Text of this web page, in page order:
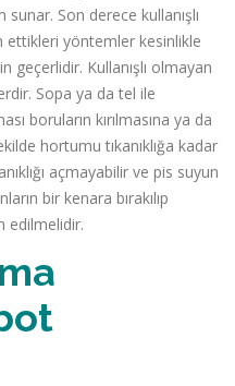
Son derece kullanışlı
ettikleri yöntemler kesinlikle
geçerlidir. Kullanışlı olmayan
Sopa ya da tel ile
boruların kırılmasına ya da
hortumu tıkanıklığa kadar
açmayabilir ve pis suyun
bir kenara bırakılıp
edilmelidir.